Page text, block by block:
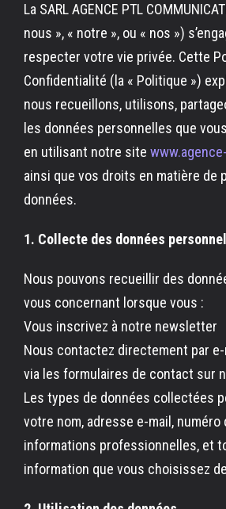
La SARL AGENCE PTL
nous », « notre », ou « nos »)
respecter votre vie privée. Cette
Confidentialité (la « Politique »)
nous recueillons, utilisons,
les données personnelles que
en utilisant notre site
ainsi que vos droits en matière de
données.
1. Collecte des données
Nous pouvons recueillir des
vous concernant lorsque vous :
Vous inscrivez à notre newsletter
Nous contactez directement par
via les formulaires de contact sur
Les types de données collectées
votre nom, adresse e-mail, numéro
informations professionnelles, et
information que vous choisissez